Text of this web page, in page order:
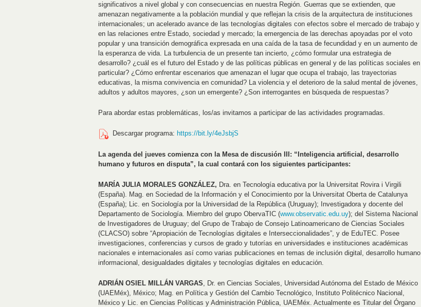
significativos a nivel global y con consecuencias en nuestra Región. Guerras que se extienden, que
amenazan negativamente a la población mundial y que reflejan la crisis de la arquitectura de instituciones
internacionales; un acelerado avance de las tecnologías digitales con efectos sobre el mercado de trabajo y
en las relaciones entre Estado, sociedad y mercado; la emergencia de las derechas apoyadas por el voto
popular y una transición demográfica expresada en una caída de la tasa de fecundidad y en un aumento de
la esperanza de vida. La turbulencia de un presente tan incierto, ¿cómo formular una estrategia de
desarrollo? ¿cuál es el futuro del Estado y de las políticas públicas en general y de las políticas sociales en
particular? ¿Cómo enfrentar escenarios que amenazan el lugar que ocupa el trabajo, las trayectorias
educativas, la misma convivencia en comunidad? La violencia y el deterioro de la salud mental de jóvenes,
adultos y adultos mayores, ¿son un emergente? ¿Son interrogantes en búsqueda de respuestas?
Para abordar estas problemáticas, los/as invitamos a participar de las actividades programadas.
Descargar programa: https://bit.ly/4eJsbjS
La agenda del jueves comienza con la Mesa de discusión III: “Inteligencia artificial, desarrollo
humano y futuros en disputa”, la cual contará con los siguientes participantes:
MARÍA JULIA MORALES GONZÁLEZ, Dra. en Tecnología educativa por la Universitat Rovira i Virgili
(España). Mag. en Sociedad de la Información y el Conocimiento por la Universitat Oberta de Catalunya
(España); Lic. en Sociología por la Universidad de la República (Uruguay); Investigadora y docente del
Departamento de Sociología. Miembro del grupo ObervaTIC (www.observatic.edu.uy); del Sistema Nacional
de Investigadores de Uruguay; del Grupo de Trabajo de Consejo Latinoamericano de Ciencias Sociales
(CLACSO) sobre “Apropiación de Tecnologías digitales e Interseccionalidades”, y de EduTEC. Posee
investigaciones, conferencias y cursos de grado y tutorías en universidades e instituciones académicas
nacionales e internacionales así como varias publicaciones en temas de inclusión digital, desarrollo humano
informacional, desigualdades digitales y tecnologías digitales en educación.
ADRIÁN OSIEL MILLÁN VARGAS , Dr. en Ciencias Sociales, Universidad Autónoma del Estado de México
(UAEMéx), México; Mag. en Política y Gestión del Cambio Tecnológico, Instituto Politécnico Nacional,
México y Lic. en Ciencias Políticas y Administración Pública, UAEMéx. Actualmente es Titular del Órgano